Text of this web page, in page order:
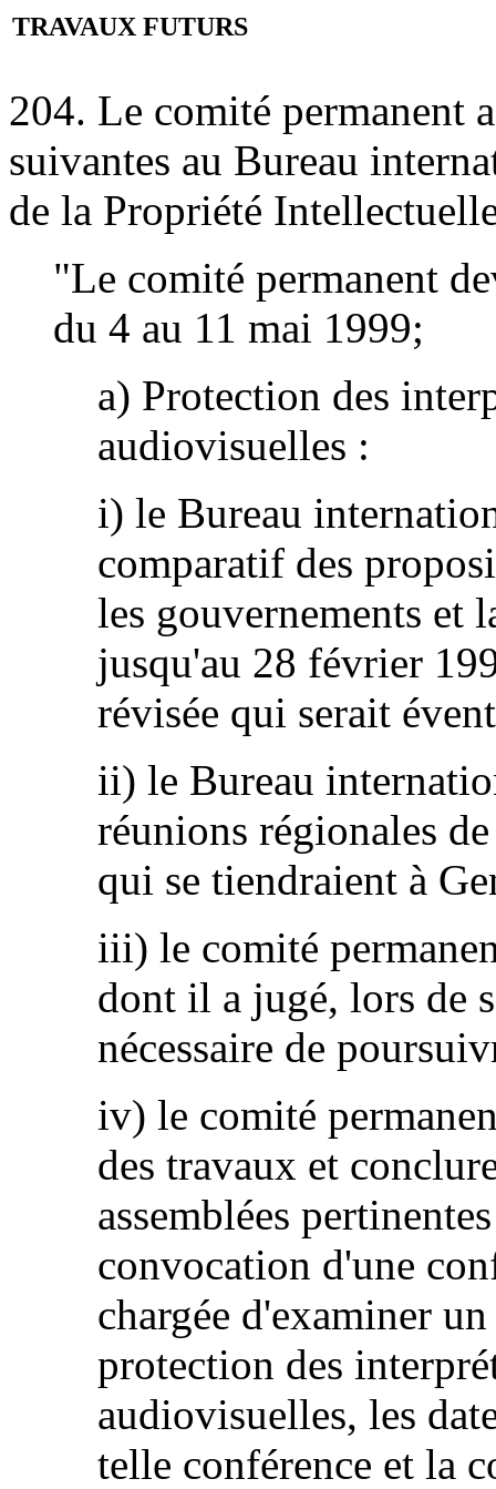
TRAVAUX FUTURS
204. Le comité permanent
suivantes au Bureau
de la Propriété
"Le comité permanent
du 4 au 11 mai 1999;
a) Protection des
audiovisuelles :
i) le Bureau
comparatif des
les gouvernements et
jusqu'au 28 février
révisée qui serait
ii) le Bureau
réunions régionales
qui se tiendraient à
iii) le comité
dont il a jugé, lors de
nécessaire de
iv) le comité
des travaux et
assemblées
convocation d'une
chargée d'examiner
protection des
audiovisuelles, les
telle conférence et la